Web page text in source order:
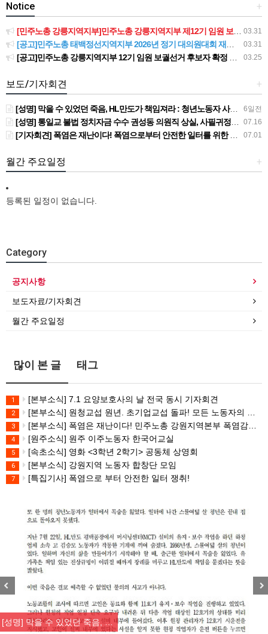
+
Notice
03.31
[민주노총 강릉지역지부]민주노총 강릉지역지부 제12기 임원 보궐선거결과 공고
03.31
[공고]민주노총 태백정선지역지부 2026년 정기 대의원대회 재소집 건
03.25
[공고]민주노총 강릉지역지부 12기 임원 보궐선거 후보자 확정 공고
+
보도/기자회견
6일전
[성명] 막을 수 있었던 죽음, HL만도가 책임져라 : 청년노동자 사망사고의 철저한 진상규명과 재발방지 대책 마련하라
07.16
[성명] 통일교 불법 정치자금 수수 권성동 의원직 상실, 사필귀정이다
07.01
[기자회견] 폭염은 재난이다! 폭염으로부터 안전한 일터를 위한 민주노총 강원지역본부 폭염감시단 선포 기자회견
+
월간 주요일정
등록된 일정이 없습니다.
Category
공지사항
보도자료/기자회견
월간 주요일정
많이 본 글 태그
1 [본부소식] 7.1 요양보호사의 날 전국 동시 기자회견
2 [본부소식] 원청교섭 원년. 초기업교섭 돌파! 모든 노동자의 노동기본권 쟁취! 민주노총 7.15 총파업대회
3 [본부소식] 폭염은 재난이다! 민주노총 강원지역본부 폭염감시단 선포 기자회견
4 [원주소식] 원주 이주노동자 한국어교실
5 [속초소식] 영화 <3학년 2학기> 공동체 상영회
6 [본부소식] 강원지역 노동자 합창단 모임
7 [특집기사] 폭염으로 부터 안전한 일터 쟁취!
[성명] 막을 수 있었던 죽음, …